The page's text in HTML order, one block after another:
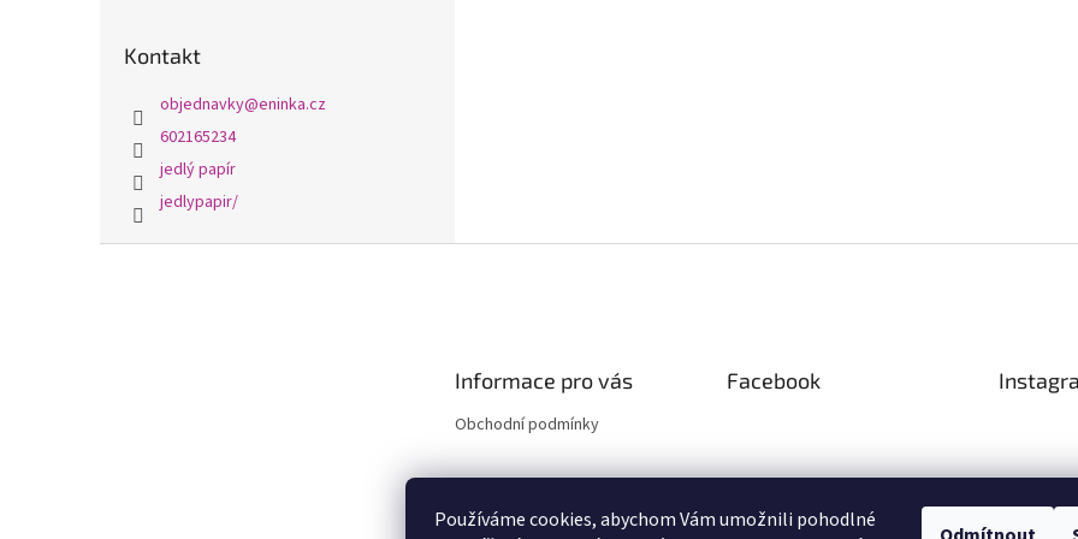
Používáme cookies, abychom Vám umožnili pohodlné
Kontakt
objednavky@eninka.cz
602165234
jedlý papír
jedlypapir/
Informace pro vás
Obchodní podmínky
Facebook